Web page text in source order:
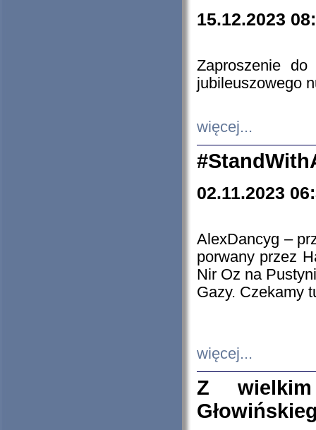
15.12.2023
Zaproszenie do
jubileuszowego
więcej...
02.11.2023
AlexDancyg –
porwany przez
Nir Oz na
Gazy. Czekamy
więcej...
Z